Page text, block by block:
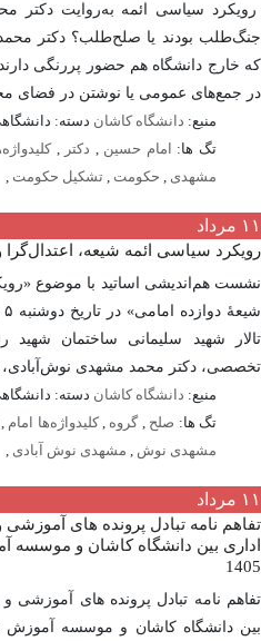
سیاسی ائمه به‌روایت دکتر
بودند یا صلح‌طلب؟ دکتر محمد
خارج دانشگاه هم حضور پررنگی دارند
جمع‌های عمومی یا نوشتن در فضای
منبع:دانشگاه کاشان دسته: دانشگاهی
تگ ها:امام حسین,دکتر,
مشهدی,حکومت,تشکیل حکومت,
مرداد
سیاسی ائمه شیعه، اعتدال‌گرا و
هم‌اندیشی اساتید با موضوع
شهید سلیمانی ساختمان شهید
دکتر محمد مشهدی نوش‌آبادی،
منبع:دانشگاه کاشان دسته: دانشگاهی
تگ ها:صلح,گروه ,کلیدواژه‌ها امام,
مشهدی نوش, مشهدی نوش آبادی,
مرداد
نامه تبادل پرونده‌ های آموزشی و
نامه تبادل پرونده‌ های آموزشی و